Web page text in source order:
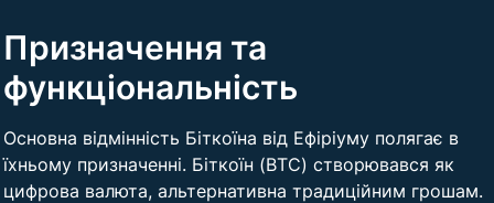
Призначення та
функціональність
Основна відмінність Біткоїна від Ефіріуму полягає в
їхньому призначенні. Біткоїн (BTC) створювався як
цифрова валюта, альтернативна традиційним грошам.